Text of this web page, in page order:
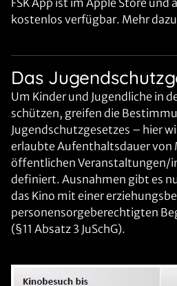
FSK App ist im Apple Store und
kostenlos verfügbar. Mehr
Das
Um Kinder und Jugendliche in
schützen, greifen die
Jugendschutzgesetzes – hier
erlaubte Aufenthaltsdauer von
öffentlichen Veranstaltungen/
definiert. Ausnahmen gibt es
das Kino mit einer
personensorgeberechtigten
(§11 Absatz 3 JuSchG).